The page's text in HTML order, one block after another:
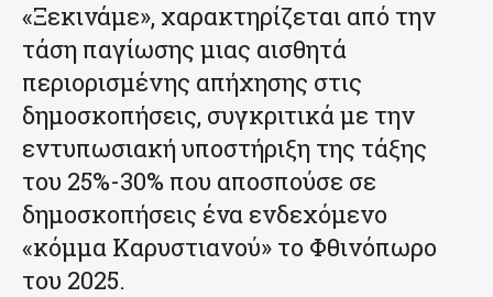
«Ξεκινάμε», χαρακτηρίζεται από την
τάση παγίωσης μιας αισθητά
περιορισμένης απήχησης στις
δημοσκοπήσεις, συγκριτικά με την
εντυπωσιακή υποστήριξη της τάξης
του 25%-30% που αποσπούσε σε
δημοσκοπήσεις ένα ενδεχόμενο
«κόμμα Καρυστιανού» το Φθινόπωρο
του 2025.